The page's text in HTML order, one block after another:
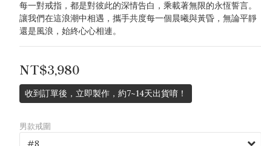
每一對戒指，都是對彼此的深情告白，乘載著無限的永恆誓言。
讓我們在這浪潮中相遇，攜手共度每一個晨曦與黃昏，無論平靜
還是風浪，始終心心相連。
NT$3,980
收到訂單後，立即製作，約7~14天出貨唷！
男款戒圍